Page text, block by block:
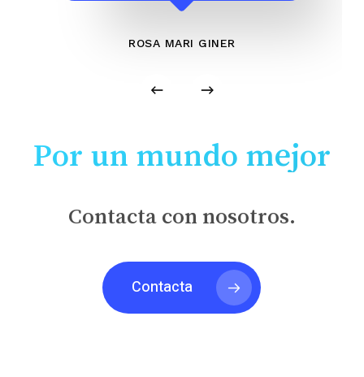
ROSA MARI GINER
Por un mundo mejor
Contacta con nosotros.
Contacta